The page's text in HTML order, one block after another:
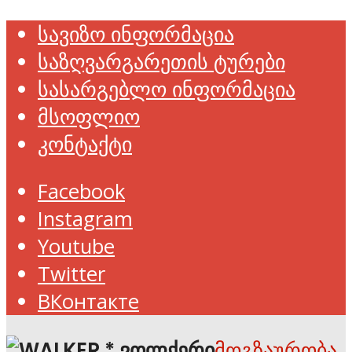
სავიზო ინფორმაცია
საზღვარგარეთის ტურები
სასარგებლო ინფორმაცია
მსოფლიო
კონტაქტი
Facebook
Instagram
Youtube
Twitter
ВКонтакте